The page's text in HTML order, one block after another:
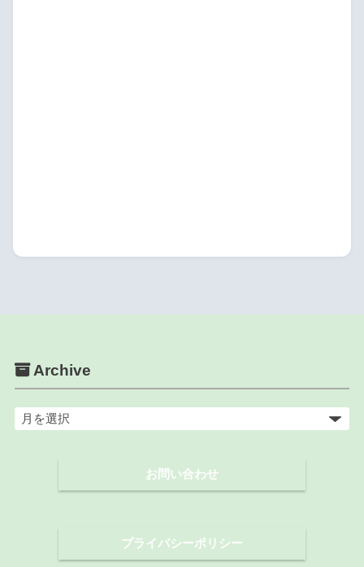
Archive
ア
お問い合わせ
プライバシーポリシー